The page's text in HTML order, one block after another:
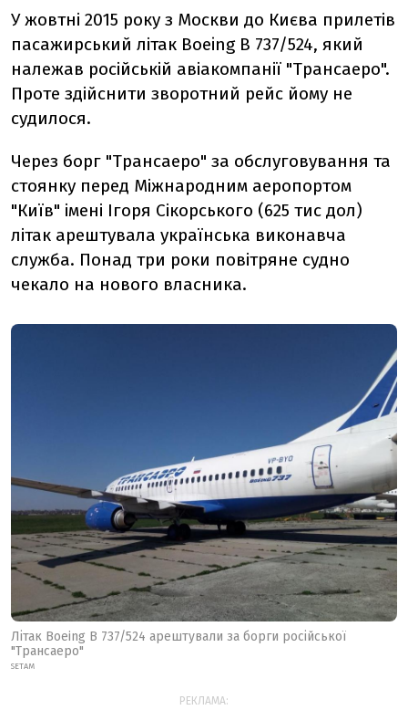
У жовтні 2015 року з Москви до Києва прилетів
пасажирський літак Boeing B 737/524, який
належав російській авіакомпанії "Трансаеро".
Проте здійснити зворотний рейс йому не
судилося.
Через борг "Трансаеро" за обслуговування та
стоянку перед Міжнародним аеропортом
"Київ" імені Ігоря Сікорського (625 тис дол)
літак арештувала українська виконавча
служба. Понад три роки повітряне судно
чекало на нового власника.
Літак Boeing B 737/524 арештували за борги російської
"Трансаеро"
SETAM
РЕКЛАМА: